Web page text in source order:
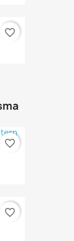
favorite_border
favorite_border
favorite_border